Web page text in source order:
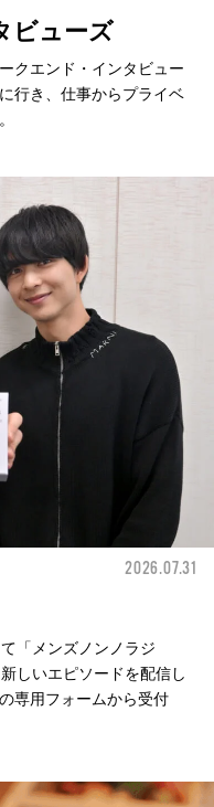
ビューズ
クエンド・インタビュー
行き、仕事からプライベ
2026.07.31
「メンズノンノラジ
しいエピソードを配信し
専用フォームから受付